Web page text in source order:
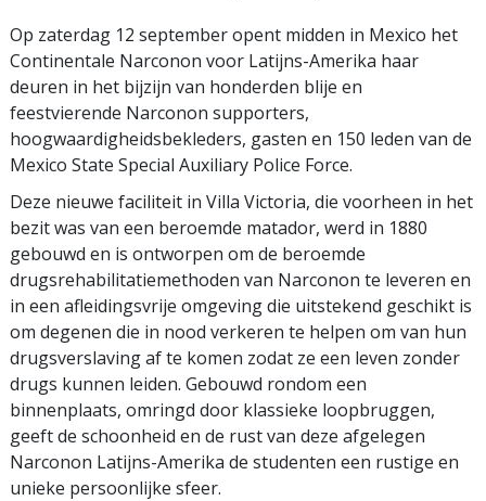
Op zaterdag 12 september opent midden in Mexico het
Continentale Narconon voor Latijns-Amerika haar
deuren in het bijzijn van honderden blije en
feestvierende Narconon supporters,
hoogwaardigheidsbekleders, gasten en 150 leden van de
Mexico State Special Auxiliary Police Force.
Deze nieuwe faciliteit in Villa Victoria, die voorheen in het
bezit was van een beroemde matador, werd in 1880
gebouwd en is ontworpen om de beroemde
drugsrehabilitatiemethoden van Narconon te leveren en
in een afleidingsvrije omgeving die uitstekend geschikt is
om degenen die in nood verkeren te helpen om van hun
drugsverslaving af te komen zodat ze een leven zonder
drugs kunnen leiden. Gebouwd rondom een
binnenplaats, omringd door klassieke loopbruggen,
geeft de schoonheid en de rust van deze afgelegen
Narconon Latijns-Amerika de studenten een rustige en
unieke persoonlijke sfeer.